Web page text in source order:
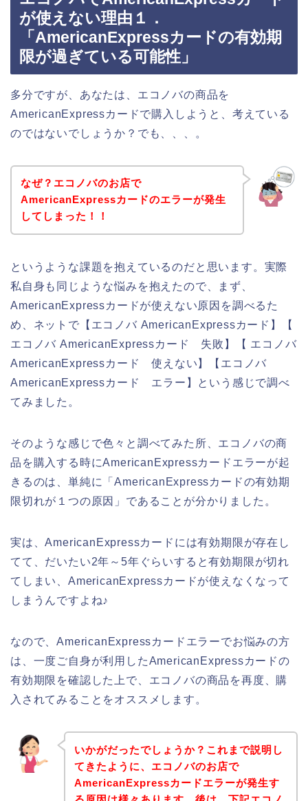
が使えない理由１．
「AmericanExpressカードの有効期
限が過ぎている可能性」
多分ですが、あなたは、エコノバの商品を
AmericanExpressカードで購入しようと、考えている
のではないでしょうか？でも、、、。
なぜ？エコノバのお店で
AmericanExpressカードのエラーが発生
してしまった！！
というような課題を抱えているのだと思います。実際
私自身も同じような悩みを抱えたので、まず、
AmericanExpressカードが使えない原因を調べるた
め、ネットで【エコノバ AmericanExpressカード】【
エコノバ AmericanExpressカード 失敗】【 エコノバ
AmericanExpressカード 使えない】【エコノバ
AmericanExpressカード エラー】という感じで調べ
てみました。
そのような感じで色々と調べてみた所、エコノバの商
品を購入する時にAmericanExpressカードエラーが起
きるのは、単純に「AmericanExpressカードの有効期
限切れが１つの原因」であることが分かりました。
実は、AmericanExpressカードには有効期限が存在し
てて、だいたい2年～5年ぐらいすると有効期限が切れ
てしまい、AmericanExpressカードが使えなくなって
しまうんですよね♪
なので、AmericanExpressカードエラーでお悩みの方
は、一度ご自身が利用したAmericanExpressカードの
有効期限を確認した上で、エコノバの商品を再度、購
入されてみることをオススメします。
いかがだったでしょうか？これまで説明し
てきたように、エコノバのお店で
AmericanExpressカードエラーが発生す